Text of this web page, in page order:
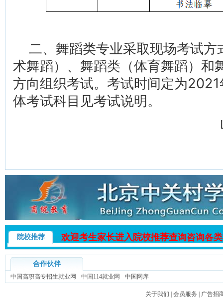
二、舞蹈类专业采取现场考试
术舞蹈）、舞蹈类（体育舞蹈）和
方向组织考试。考试时间定为
体考试科目见考试说明。
院校推荐 欢迎考生家长进入院校推荐查询咨询各
合作伙伴
中国高职高专招生就业网 中国114就业网 中国网库
关于我们 会员服务
广告招